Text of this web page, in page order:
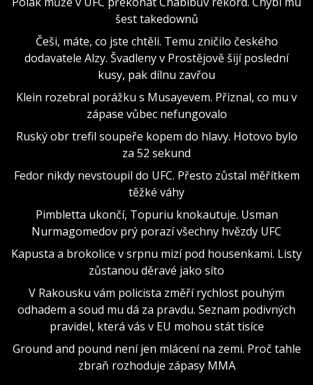
šest takedownů
Češi, máte, co jste chtěli. Temu zničilo českého
dodavatele Alzy. Švadleny v Prostějově šijí poslední
kusy, pak dílnu zavřou
Klein rozebral porážku s Musayevem. Přiznal, co mu v
zápase vůbec nefungovalo
Ruský obr trefil soupeře kopem do hlavy. Hotovo bylo
za 52 sekund
Fedor nikdy nevstoupil do UFC. Přesto zůstal měřítkem
těžké váhy
Pimbletta ukončí, Topuriu knokautuje. Usman
Nurmagomedov prý porazí všechny hvězdy UFC
Kapusta a brokolice v srpnu mizí pod housenkami. Listy
zůstanou děravé jako síto
V Rakousku vám policista změří rychlost pouhým
odhadem a soud mu dá za pravdu. Seznam podivných
pravidel, která vás v EU mohou stát tisíce
Ground and pound není jen mlácení na zemi. Proč tahle
zbraň rozhoduje zápasy MMA